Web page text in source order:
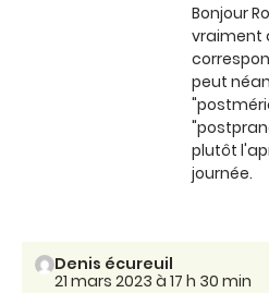
Bonjour
vraiment
peut
plutôt
journée.
Denis écureuil
21 mars 2023 à 17 h 30 min